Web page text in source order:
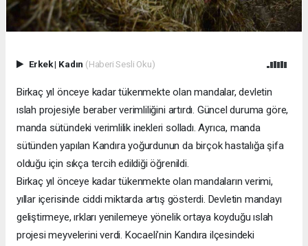
Erkek| Kadın (Haberi Sesli Oku)
Birkaç yıl önceye kadar tükenmekte olan mandalar, devletin
ıslah projesiyle beraber verimliliğini artırdı. Güncel duruma göre,
manda sütündeki verimlilik inekleri solladı. Ayrıca, manda
sütünden yapılan Kandıra yoğurdunun da birçok hastalığa şifa
olduğu için sıkça tercih edildiği öğrenildi.
Birkaç yıl önceye kadar tükenmekte olan mandaların verimi,
yıllar içerisinde ciddi miktarda artış gösterdi. Devletin mandayı
geliştirmeye, ırkları yenilemeye yönelik ortaya koyduğu ıslah
projesi meyvelerini verdi. Kocaeli’nin Kandıra ilçesindeki